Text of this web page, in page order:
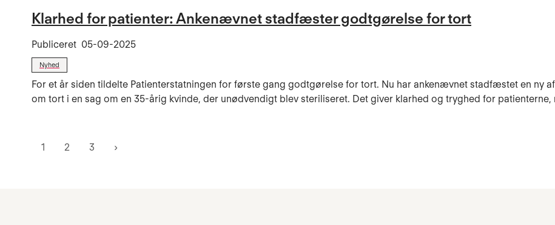
Klarhed for patienter: Ankenævnet stadfæster godtgørelse for tort
Publiceret 05-09-2025
Nyhed
For et år siden tildelte Patienterstatningen for første gang godtgørelse for tort. Nu har ankenævnet stadfæstet en ny
om tort i en sag om en 35-årig kvinde, der unødvendigt blev steriliseret. Det giver klarhed og tryghed for patienterne,
1 2 3